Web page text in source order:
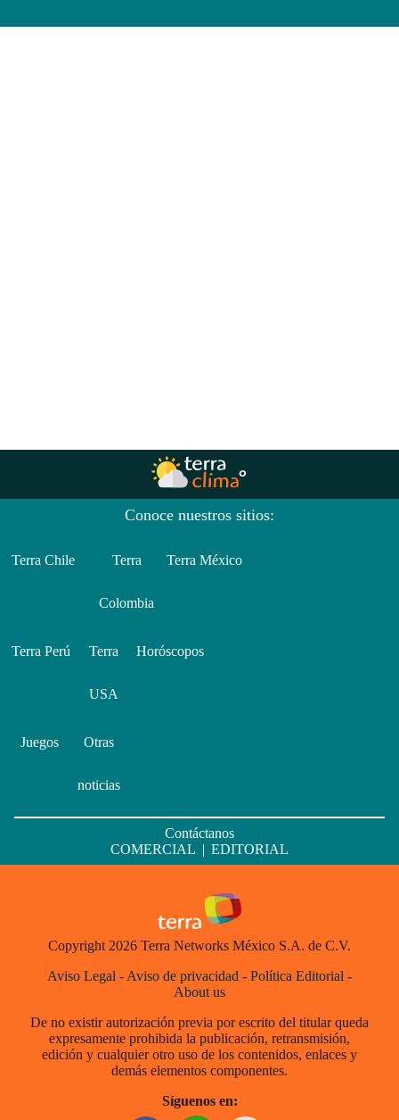
Conoce nuestros sitios:
Terra Chile Terra
Colombia
Terra México
Terra Perú Terra
USA
Horóscopos
Juegos Otras
noticias
Contáctanos
COMERCIAL | EDITORIAL
Copyright 2026 Terra Networks México S.A. de C.V.
Aviso Legal - Aviso de privacidad - Política Editorial -
About us
De no existir autorización previa por escrito del titular queda
expresamente prohibida la publicación, retransmisión,
edición y cualquier otro uso de los contenidos, enlaces y
demás elementos componentes.
Síguenos en: